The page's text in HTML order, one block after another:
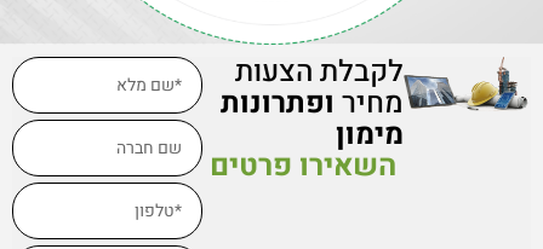
לקבלת הצעות
מחיר ופתרונות
מימון
השאירו פרטים